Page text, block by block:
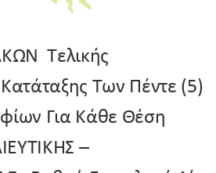
Τελικής
Των Πέντε (5)
Για Κάθε Θέση
–